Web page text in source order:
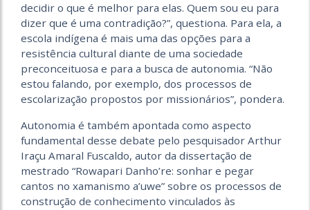
decidir o que é melhor para elas. Quem sou eu para
dizer que é uma contradição?”, questiona. Para ela, a
escola indígena é mais uma das opções para a
resistência cultural diante de uma sociedade
preconceituosa e para a busca de autonomia. “Não
estou falando, por exemplo, dos processos de
escolarização propostos por missionários”, pondera.
Autonomia é também apontada como aspecto
fundamental desse debate pelo pesquisador Arthur
Iraçu Amaral Fuscaldo, autor da dissertação de
mestrado “Rowapari Danho’re: sonhar e pegar
cantos no xamanismo a’uwe” sobre os processos de
construção de conhecimento vinculados às